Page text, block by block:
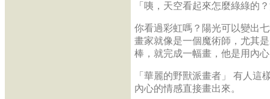
「咦，天空看起來怎麼綠綠的
你看過彩虹嗎？陽光可以變出
畫家就像是一個魔術師，尤其
棒，就完成一幅畫，他是用內
「華麗的野獸派畫者」 有人這
內心的情感直接畫出來。